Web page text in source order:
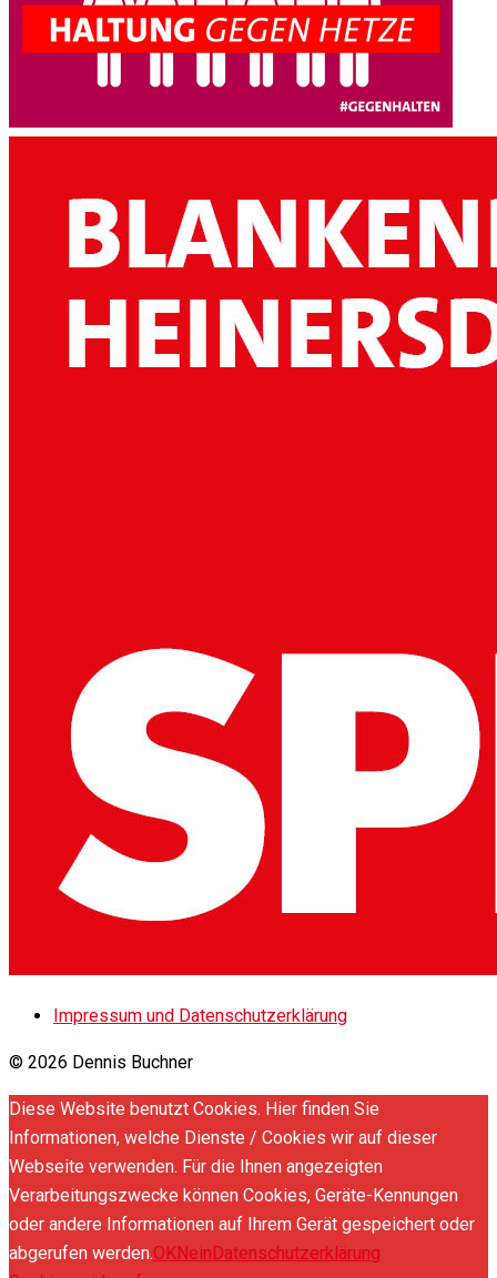
Impressum und Datenschutzerklärung
© 2026 Dennis Buchner
Diese Website benutzt Cookies. Hier finden Sie
Informationen, welche Dienste / Cookies wir auf dieser
Webseite verwenden. Für die Ihnen angezeigten
Verarbeitungszwecke können Cookies, Geräte-Kennungen
oder andere Informationen auf Ihrem Gerät gespeichert oder
abgerufen werden.OKNeinDatenschutzerklärung